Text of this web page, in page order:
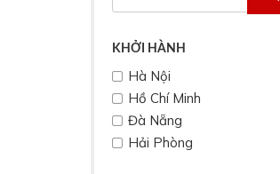
KHỞI HÀNH
Hà Nội
Hồ Chí Minh
Đà Nẵng
Hải Phòng